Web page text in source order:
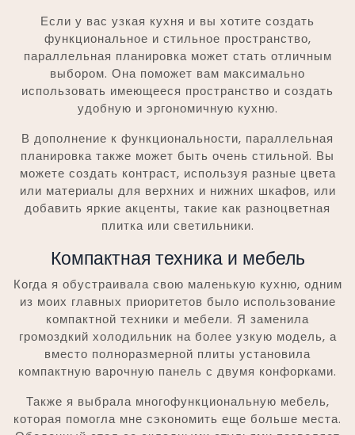
Если у вас узкая кухня и вы хотите создать
функциональное и стильное пространство,
параллельная планировка может стать отличным
выбором. Она поможет вам максимально
использовать имеющееся пространство и создать
удобную и эргономичную кухню.
В дополнение к функциональности, параллельная
планировка также может быть очень стильной. Вы
можете создать контраст, используя разные цвета
или материалы для верхних и нижних шкафов, или
добавить яркие акценты, такие как разноцветная
плитка или светильники.
Компактная техника и мебель
Когда я обустраивала свою маленькую кухню, одним
из моих главных приоритетов было использование
компактной техники и мебели. Я заменила
громоздкий холодильник на более узкую модель, а
вместо полноразмерной плиты установила
компактную варочную панель с двумя конфорками.
Также я выбрала многофункциональную мебель,
которая помогла мне сэкономить еще больше места.